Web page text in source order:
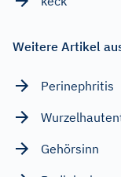
Weitere Artikel
Perinephritis
Gehörsinn